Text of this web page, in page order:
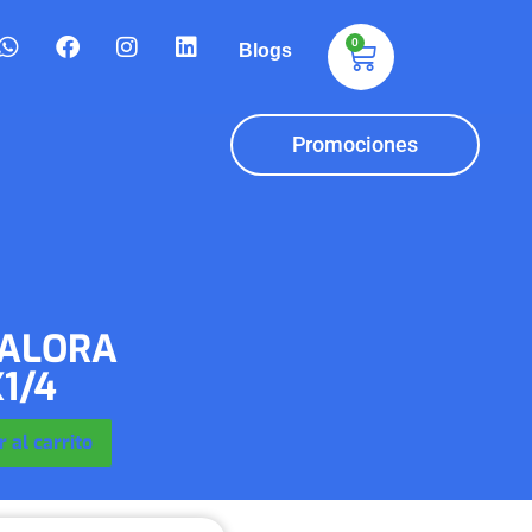
Blogs 0
Promociones
4
al carrito